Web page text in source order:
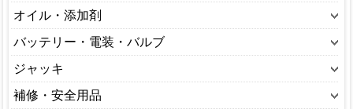
エクステリア(外装)
その他
解氷用品
携帯電話用品
消臭剤(カー用品)
カーシャンプー
クリーナー(ガラス用)
クリーナー(タイヤ用)
クリーナー(外装用)
クリーナー(内装用)
オイル・添加剤
オイル
オイルエレメント
オイルジョッキー
オイル添加剤
バッテリー・電装・バルブ
インバーター・コンバーター
バッテリー用品
ジャッキ
～１トンジャッキ
補修・安全用品